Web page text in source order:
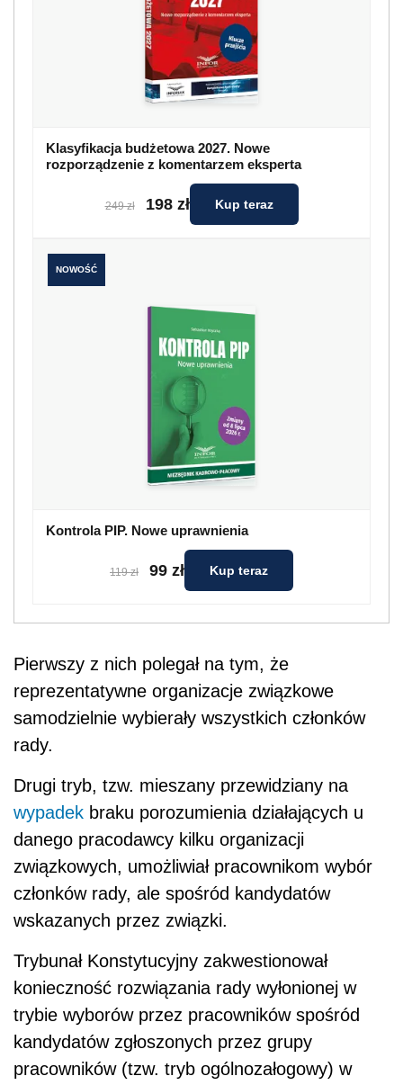
Klasyfikacja budżetowa 2027. Nowe
rozporządzenie z komentarzem eksperta
249 zł 198 zł Kup teraz
NOWOŚĆ
Kontrola PIP. Nowe uprawnienia
119 zł 99 zł Kup teraz
Pierwszy z nich polegał na tym, że
reprezentatywne organizacje związkowe
samodzielnie wybierały wszystkich członków
rady.
Drugi tryb, tzw. mieszany przewidziany na
wypadek braku porozumienia działających u
danego pracodawcy kilku organizacji
związkowych, umożliwiał pracownikom wybór
członków rady, ale spośród kandydatów
wskazanych przez związki.
Trybunał Konstytucyjny zakwestionował
konieczność rozwiązania rady wyłonionej w
trybie wyborów przez pracowników spośród
kandydatów zgłoszonych przez grupy
pracowników (tzw. tryb ogólnozałogowy) w